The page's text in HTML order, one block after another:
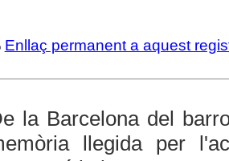
Enllaç permanent a aquest
la Barcelona del
llegida per